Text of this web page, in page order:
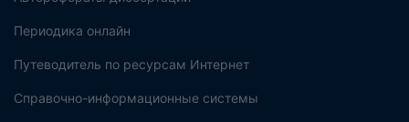
Периодика онлайн
Путеводитель по ресурсам Интернет
Справочно-информационные системы